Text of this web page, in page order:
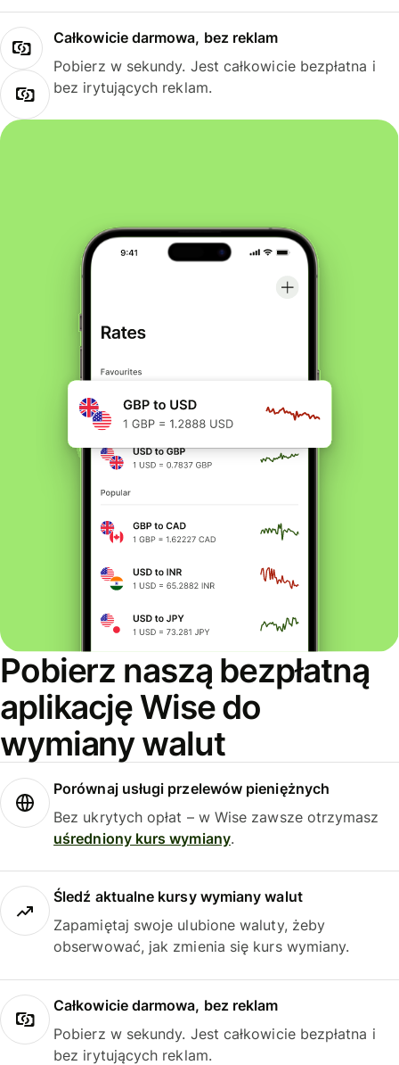
Całkowicie darmowa, bez reklam
Pobierz w sekundy. Jest całkowicie bezpłatna i
bez irytujących reklam.
Pobierz naszą bezpłatną
aplikację Wise do
wymiany walut
Porównaj usługi przelewów pieniężnych
Bez ukrytych opłat – w Wise zawsze otrzymasz
uśredniony kurs wymiany.
Śledź aktualne kursy wymiany walut
Zapamiętaj swoje ulubione waluty, żeby
obserwować, jak zmienia się kurs wymiany.
Całkowicie darmowa, bez reklam
Pobierz w sekundy. Jest całkowicie bezpłatna i
bez irytujących reklam.